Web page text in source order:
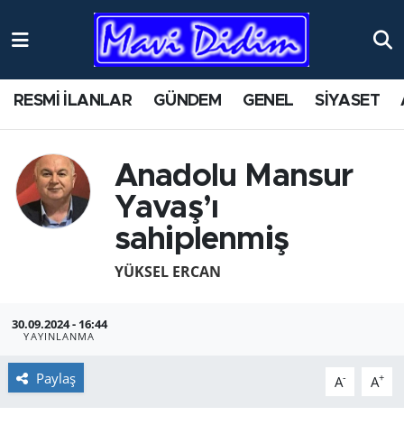
RESMİ İLANLAR GÜNDEM GENEL SİYASET
Anadolu Mansur
Yavaş’ı
sahiplenmiş
YÜKSEL ERCAN
30.09.2024 - 16:44
YAYINLANMA
Paylaş A- A+
ANTİK YERLER
AYDIN
BİLİM VE TEKNOLOJİ
EKONOMİ
GENEL
Nöbetçi Eczaneler
Namaz Vakitleri
Trafik Durumu
Süper Lig Puan Durumu ve Fikstür
Son Dakika Haberleri
Haber Arşivi